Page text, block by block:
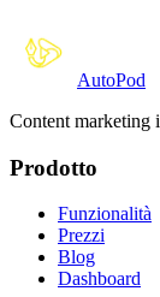
AutoPod
Content marketing
Prodotto
Funzionalità
Prezzi
Blog
Dashboard